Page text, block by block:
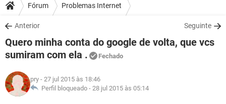
CELULAR FACEBOOK
OUTLOOK
INSTAGRAM GMAIL
GUIA DE COMPRAS
JOGOS WHATSAPP
OUTLOOK
GUIA DE COMPRAS
DOWNLOADS
JOGOS WHATSAPP
CELULAR FACEBOOK
OUTLOOK
INSTAGRAM
FÓRUM
CELULAR FACEBOOK
GLOSSÁRIO
JOGOS
Fórum Problemas Internet
Anterior Seguinte
Quero minha conta do google de volta, que vcs
sumiram com ela .
Fechado
pry - 27 jul 2015 às 18:46
Perfil bloqueado - 28 jul 2015 às 05:14